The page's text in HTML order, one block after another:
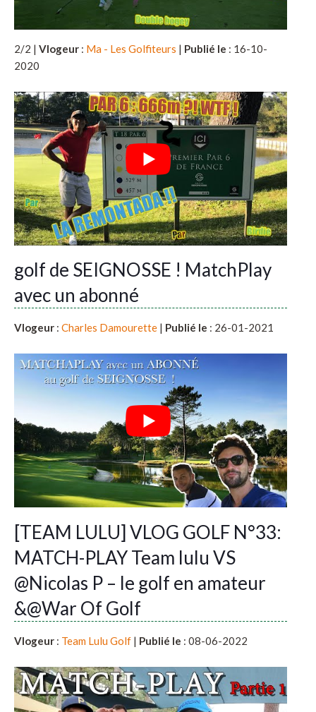
2/2 | Vlogeur : Ma - Les Golfiteurs | Publié le : 16-10-
2020
golf de SEIGNOSSE ! MatchPlay
avec un abonné
Vlogeur : Charles Damourette | Publié le : 26-01-2021
[TEAM LULU] VLOG GOLF N°33:
MATCH-PLAY Team lulu VS
@Nicolas P – le golf en amateur
&@War Of Golf
Vlogeur : Team Lulu Golf | Publié le : 08-06-2022